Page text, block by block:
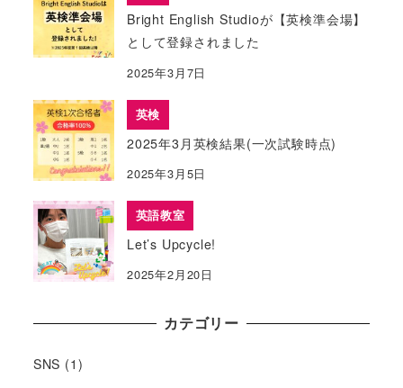
Bright English Studioが【英検準会場】
として登録されました
2025年3月7日
英検
2025年3月英検結果(一次試験時点)
2025年3月5日
英語教室
Let’s Upcycle!
2025年2月20日
カテゴリー
SNS (1)